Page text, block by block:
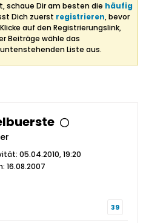
schaue Dir am besten die häufig
Dich zuerst registrieren, bevor
auf den Registrierungslink,
Beiträge wähle das
Liste aus.
05.04.2010, 19:20
16.08.2007
39